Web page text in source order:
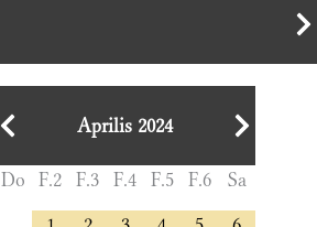
Aprilis 2024
Do F.2 F.3 F.4 F.5 F.6 Sa